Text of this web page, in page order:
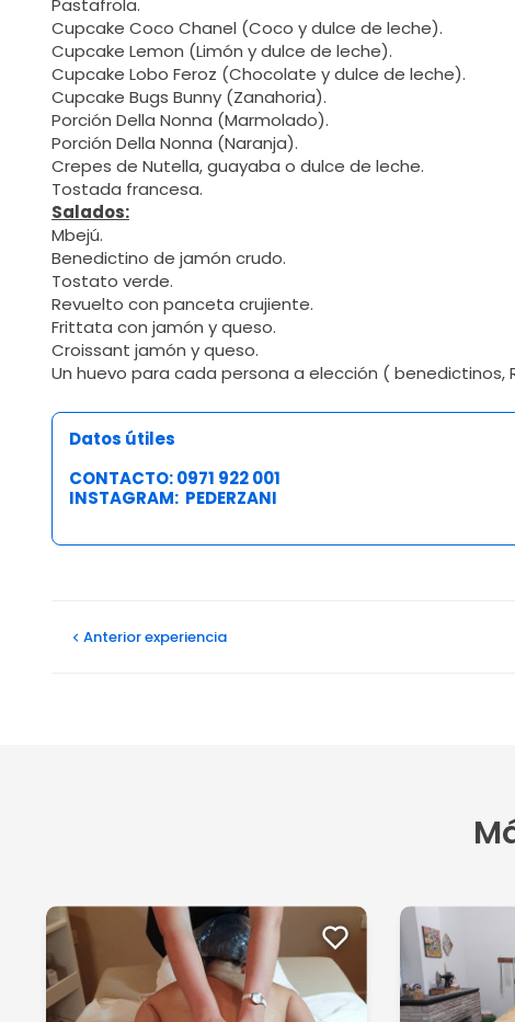
Pastafrola.
Cupcake Coco Chanel (Coco y dulce de leche).
Cupcake Lemon (Limón y dulce de leche).
Cupcake Lobo Feroz (Chocolate y dulce de leche).
Cupcake Bugs Bunny (Zanahoria).
Porción Della Nonna (Marmolado).
Porción Della Nonna (Naranja).
Crepes de Nutella, guayaba o dulce de leche.
Tostada francesa.
Salados:
Mbejú.
Benedictino de jamón crudo.
Tostato verde.
Revuelto con panceta crujiente.
Frittata con jamón y queso.
Croissant jamón y queso.
Un huevo para cada persona a elección ( benedictinos,
Datos útiles
CONTACTO: 0971 922 001
INSTAGRAM: PEDERZANI
Anteriorexperiencia